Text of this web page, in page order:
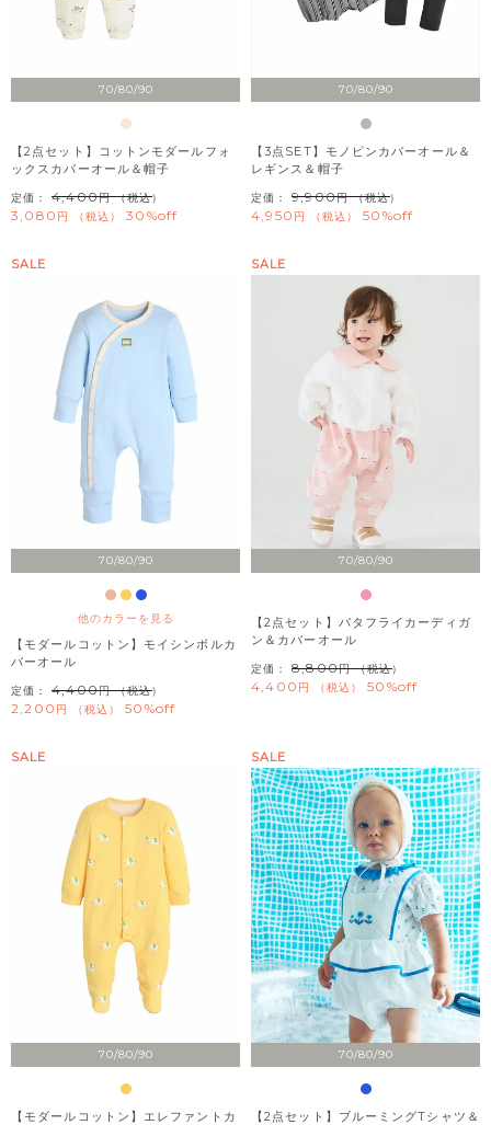
70/80/90
【2点セット】コットンモダールフォ
ックスカバーオール＆帽子
定価： 4,400 （税込）
3,080 税込 30%off
70/80/90
【3点SET】モノピンカバーオール＆
レギンス＆帽子
定価： 9,900 （税込）
4,950 税込 50%off
70/80/90
他のカラーを見る
SALE
【モダールコットン】モイシンボルカ
バーオール
定価： 4,400 （税込）
2,200 税込 50%off
70/80/90
SALE
【2点セット】バタフライカーディガ
ン＆カバーオール
定価： 8,800 （税込）
4,400 税込 50%off
70/80/90
SALE
【モダールコットン】エレファントカ
70/80/90
SALE
【2点セット】ブルーミングTシャツ＆